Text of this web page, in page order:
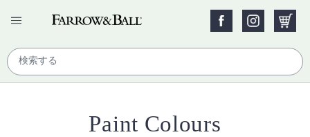
Paint Colours